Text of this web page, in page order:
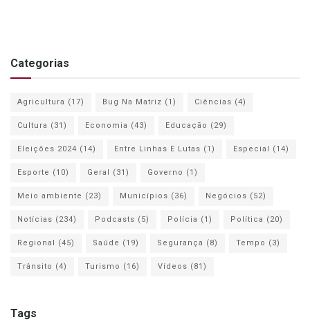
Categorias
Agricultura (17) Bug Na Matriz (1) Ciências (4)
Cultura (31) Economia (43) Educação (29)
Eleições 2024 (14) Entre Linhas E Lutas (1) Especial (14)
Esporte (10) Geral (31) Governo (1)
Meio ambiente (23) Municípios (36) Negócios (52)
Notícias (234) Podcasts (5) Polícia (1) Política (20)
Regional (45) Saúde (19) Segurança (8) Tempo (3)
Trânsito (4) Turismo (16) Vídeos (81)
Tags